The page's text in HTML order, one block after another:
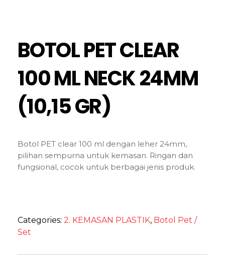
BOTOL PET CLEAR
100 ML NECK 24MM
(10,15 GR)
Botol PET clear 100 ml dengan leher 24mm,
pilihan sempurna untuk kemasan. Ringan dan
fungsional, cocok untuk berbagai jenis produk.
Categories: 2. KEMASAN PLASTIK, Botol Pet /
Set